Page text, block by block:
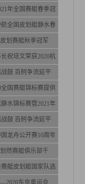
年全国赛艇春季冠
全国皮划艇静水春
划赛艇秋季冠军
祝培文荣获2020杭
鼓 百舸争流延平
国赛艇锦标赛提供
水锦标赛暨2021年
鼓 百舸争流延平
龙舟公开赛10周年
然赛艇俱乐部千
艇皮划艇国家队选